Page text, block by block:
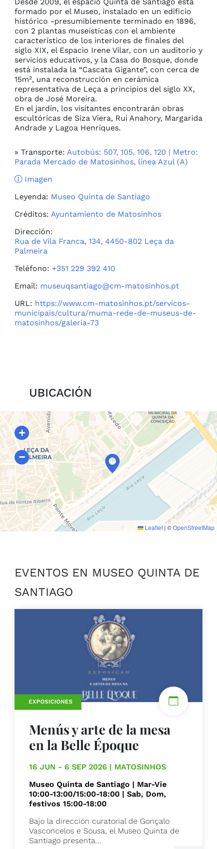
formado por el Museo, instalado en un edificio
histórico -presumiblemente terminado en 1896,
con 2 plantas museísticas con el ambiente
característico de los interiores de finales del
siglo XIX, el Espacio Irene Vilar, con un auditorio y
servicios educativos, y la Casa do Bosque, donde
está instalada la “Cascata Gigante”, con cerca de
15m², una reconstrucción en cerámica
representativa de Leça a principios del siglo XX,
obra de José Moreira.
En el jardín, los visitantes encontrarán obras
escultóricas de Siza Viera, Rui Anahory, Margarida
Andrade y Lagoa Henriques.
» Transporte: Autobús: 507, 105, 106, 120 | Metro:
Parada Mercado de Matosinhos, línea Azul (A)
Imagen
Leyenda: Museo Quinta de Santiago
Créditos: Ayuntamiento de Matosinhos
Dirección:
Rua de Vila Franca, 134, 4450-802 Leça da
Palmeira
Teléfono: +351 229 392 410
Email: museuqsantiago@cm-matosinhos.pt
URL: https://www.cm-matosinhos.pt/servicos-
municipais/cultura/muma-rede-de-museus-de-
matosinhos/galeria-73
UBICACIÓN
+
−
Leaflet | ©OpenStreetMap
EVENTOS EN MUSEO QUINTA DE
SANTIAGO
EXPOSICIONES
Menús y arte de la mesa
en la Belle Époque
16 JUN - 6 SEP 2026 | MATOSINHOS
Museo Quinta de Santiago | Mar-Vie
10:00-13:00/15:00-18:00 | Sab, Dom,
festivos 15:00-18:00
Bajo la dirección curatorial de Gonçalo
Vasconcelos e Sousa, el Museo Quinta de
Santiago presenta...